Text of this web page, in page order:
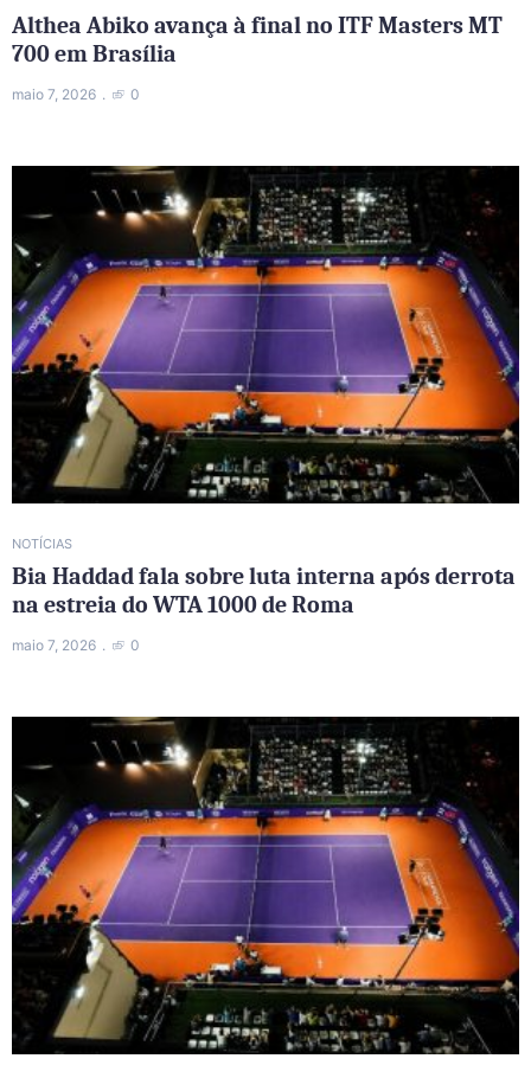
Althea Abiko avança à final no ITF Masters MT
700 em Brasília
maio 7, 2026 0
NOTÍCIAS
Bia Haddad fala sobre luta interna após derrota
na estreia do WTA 1000 de Roma
maio 7, 2026 0